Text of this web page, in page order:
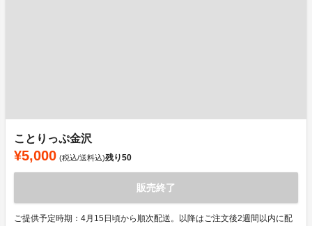
ことりっぷ金沢
¥5,000 (税込/送料込)残り50
販売終了
ご提供予定時期：4月15日頃から順次配送。以降はご注文後2週間以内に配